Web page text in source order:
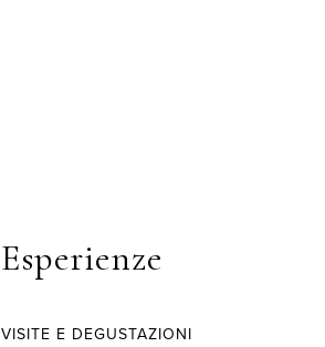
Esperienze
VISITE E DEGUSTAZIONI